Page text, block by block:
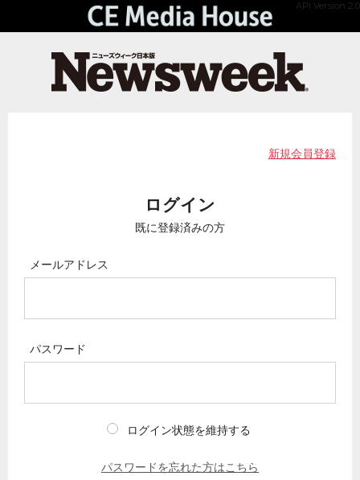
API Version 2.0
新規会員登録
ログイン
既に登録済みの方
メールアドレス
パスワード
ログイン状態を維持する
パスワードを忘れた方はこちら